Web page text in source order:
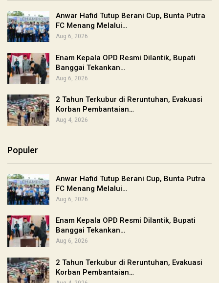
Anwar Hafid Tutup Berani Cup, Bunta Putra
FC Menang Melalui…
Aug 6, 2026
Enam Kepala OPD Resmi Dilantik, Bupati
Banggai Tekankan…
Aug 6, 2026
2 Tahun Terkubur di Reruntuhan, Evakuasi
Korban Pembantaian…
Aug 4, 2026
Populer
Anwar Hafid Tutup Berani Cup, Bunta Putra
FC Menang Melalui…
Aug 6, 2026
Enam Kepala OPD Resmi Dilantik, Bupati
Banggai Tekankan…
Aug 6, 2026
2 Tahun Terkubur di Reruntuhan, Evakuasi
Korban Pembantaian…